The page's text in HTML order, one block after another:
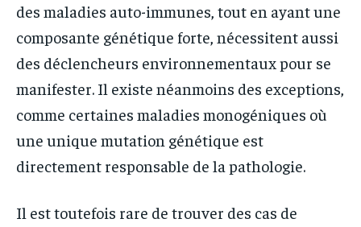
des maladies auto-immunes, tout en ayant une
composante génétique forte, nécessitent aussi
des déclencheurs environnementaux pour se
manifester. Il existe néanmoins des exceptions,
comme certaines maladies monogéniques où
une unique mutation génétique est
directement responsable de la pathologie.
Il est toutefois rare de trouver des cas de